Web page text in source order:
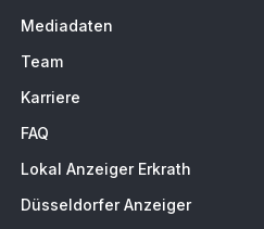
Mediadaten
Team
Karriere
FAQ
Lokal Anzeiger Erkrath
Düsseldorfer Anzeiger